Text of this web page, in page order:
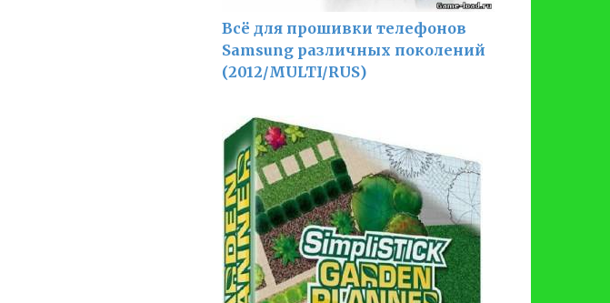
Всё для прошивки телефонов
Samsung различных поколений
(2012/MULTI/RUS)